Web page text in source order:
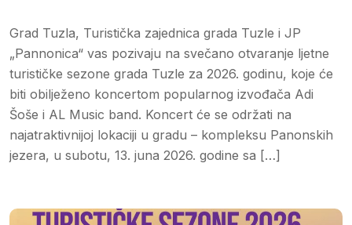
Grad Tuzla, Turistička zajednica grada Tuzle i JP
„Pannonica“ vas pozivaju na svečano otvaranje ljetne
turističke sezone grada Tuzle za 2026. godinu, koje će
biti obilježeno koncertom popularnog izvođača Adi
Šoše i AL Music band. Koncert će se održati na
najatraktivnijoj lokaciji u gradu – kompleksu Panonskih
jezera, u subotu, 13. juna 2026. godine sa […]